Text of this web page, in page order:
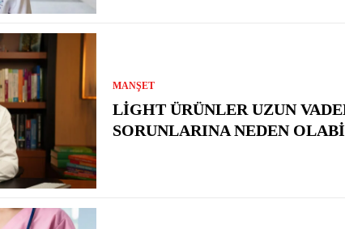
MANŞET
LIGHT ÜRÜNLER UZUN
SORUNLARINA NEDEN